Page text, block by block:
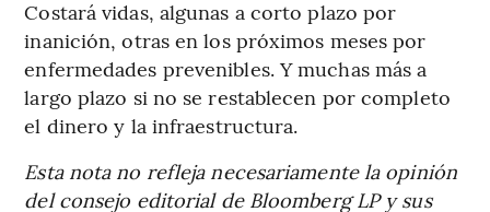
Costará vidas, algunas a corto plazo por
inanición, otras en los próximos meses por
enfermedades prevenibles. Y muchas más a
largo plazo si no se restablecen por completo
el dinero y la infraestructura.
Esta nota no refleja necesariamente la opinión
del consejo editorial de Bloomberg LP y sus